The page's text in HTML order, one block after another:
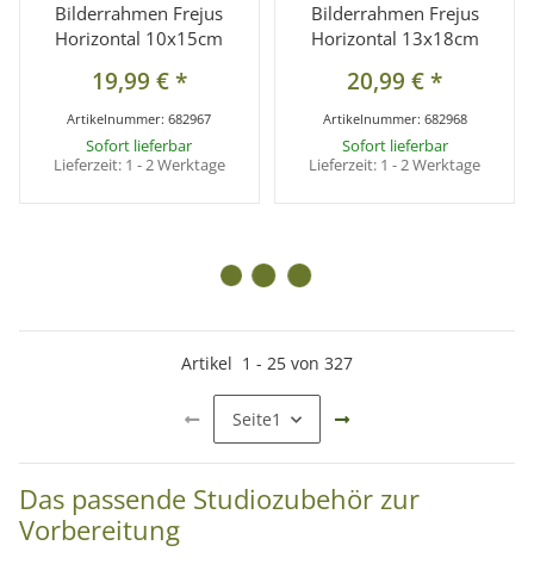
Bilderrahmen Frejus
Horizontal 10x15cm
19,99 €*
Artikelnummer:682967
Sofort lieferbar
Lieferzeit: 1 - 2 Werktage
Bilderrahmen Frejus
Horizontal 13x18cm
20,99 €*
Artikelnummer: 682968
Sofort lieferbar
Lieferzeit: 1 - 2 Werktage
Artikel 1 - 25 von 327
Seite1
Das passende Studiozubehör zur
Vorbereitung